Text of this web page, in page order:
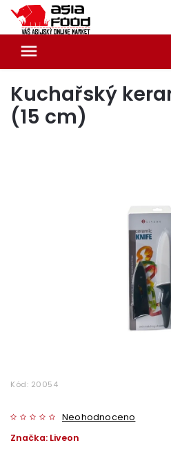
Kuchařský
(15 cm)
Kód: 20054
Neohodnoceno
Značka: Liveon